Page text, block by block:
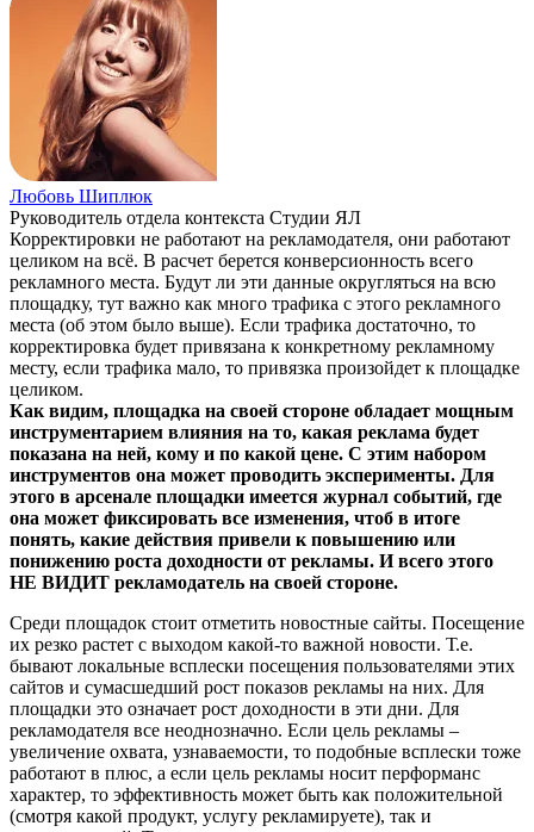
Любовь Шиплюк
Руководитель отдела контекста Студии ЯЛ
Корректировки не работают на рекламодателя, они работают
целиком на всё. В расчет берется конверсионность всего
рекламного места. Будут ли эти данные округляться на всю
площадку, тут важно как много трафика с этого рекламного
места (об этом было выше). Если трафика достаточно, то
корректировка будет привязана к конкретному рекламному
месту, если трафика мало, то привязка произойдет к площадке
целиком.
Как видим, площадка на своей стороне обладает мощным
инструментарием влияния на то, какая реклама будет
показана на ней, кому и по какой цене. С этим набором
инструментов она может проводить эксперименты. Для
этого в арсенале площадки имеется журнал событий, где
она может фиксировать все изменения, чтоб в итоге
понять, какие действия привели к повышению или
понижению роста доходности от рекламы. И всего этого
НЕ ВИДИТ рекламодатель на своей стороне.
Среди площадок стоит отметить новостные сайты. Посещение
их резко растет с выходом какой-то важной новости. Т.е.
бывают локальные всплески посещения пользователями этих
сайтов и сумасшедший рост показов рекламы на них. Для
площадки это означает рост доходности в эти дни. Для
рекламодателя все неоднозначно. Если цель рекламы –
увеличение охвата, узнаваемости, то подобные всплески тоже
работают в плюс, а если цель рекламы носит перформанс
характер, то эффективность может быть как положительной
(смотря какой продукт, услугу рекламируете), так и